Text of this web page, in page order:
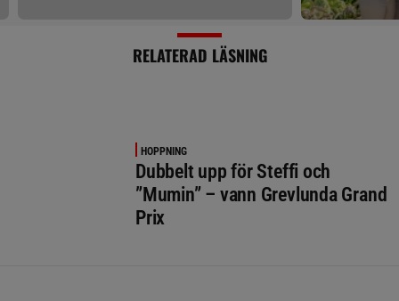
RELATERAD LÄSNING
HOPPNING
Dubbelt upp för Steffi och
”Mumin” – vann Grevlunda Grand
Prix